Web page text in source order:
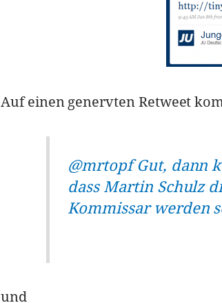
Auf einen genervten Retweet
@mrtopfGut, dann
dass Martin Schulz
Kommissar werden
und